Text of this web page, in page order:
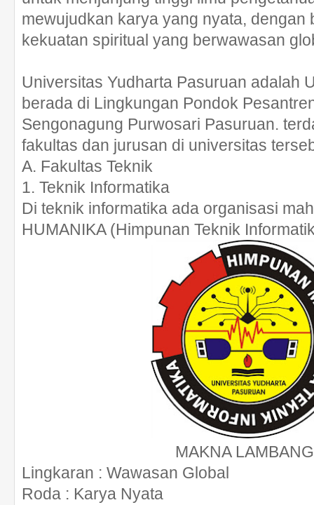
mewujudkan karya yang nyata, dengan
kekuatan spiritual yang berwawasan
Universitas Yudharta Pasuruan adalah
berada di Lingkungan Pondok
Sengonagung Purwosari Pasuruan.
fakultas dan jurusan di universitas
A. Fakultas Teknik
1. Teknik Informatika
Di teknik informatika ada organisasi
HUMANIKA (Himpunan Teknik
MAKNA
Lingkaran : Wawasan Global
Roda : Karya Nyata